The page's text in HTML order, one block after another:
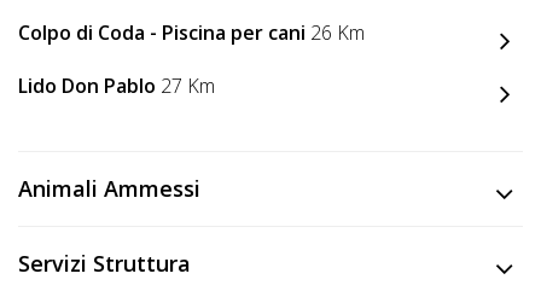
Colpo di Coda - Piscina per cani 26 Km
Lido Don Pablo 27 Km
Animali Ammessi
Servizi Struttura